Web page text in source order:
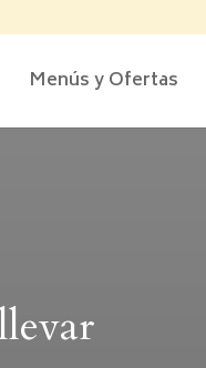
Menús y Ofertas